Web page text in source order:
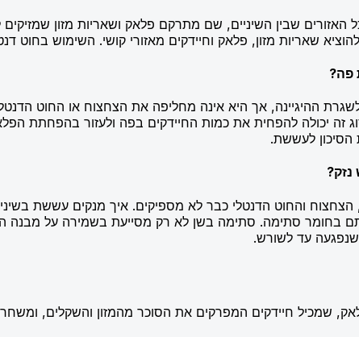
שבין השיניים, שם מתרקם פלאק ושאריות מזון שמזיקים
להוציא שאריות מזון, פלאק וחיידקים מאזורי קושי. השימוש
פה?
ההיגיינה, אך היא אינה מחליפה את הצחצוח או החוט
זה יכולה להפחית את כמות החיידקים בפה ולעזור
הסיכון לעששת.
והחוט הדנטלי כבר לא מספיקים. איך מנקים עששת
בחומר סתימה. סתימה בשן לא רק מסייעת בשמירה על מבנה
שנפגעה עד לשורש.
שמכיל חיידקים המפרקים את הסוכר מהמזון והשקלים,